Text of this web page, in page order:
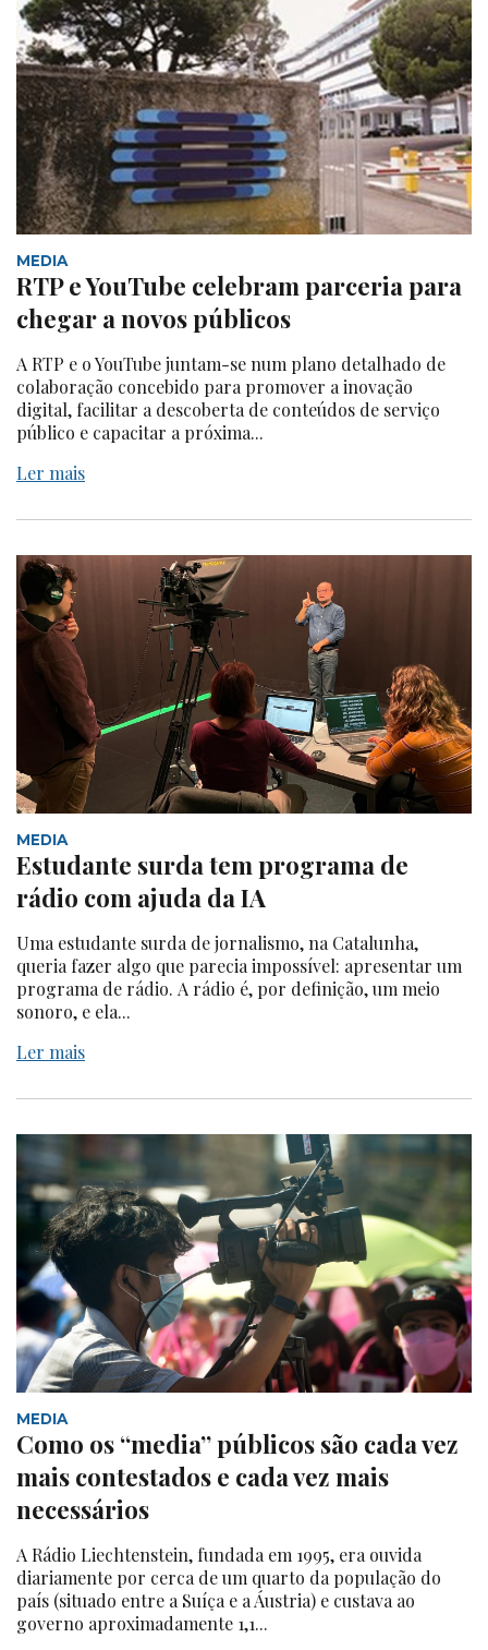
MEDIA
RTP e YouTube celebram parceria para
chegar a novos públicos
A RTP e o YouTube juntam-se num plano detalhado de
colaboração concebido para promover a inovação
digital, facilitar a descoberta de conteúdos de serviço
público e capacitar a próxima...
Ler mais
MEDIA
Estudante surda tem programa de
rádio com ajuda da IA
Uma estudante surda de jornalismo, na Catalunha,
queria fazer algo que parecia impossível: apresentar um
programa de rádio. A rádio é, por definição, um meio
sonoro, e ela...
Ler mais
MEDIA
Como os “media” públicos são cada vez
mais contestados e cada vez mais
necessários
A Rádio Liechtenstein, fundada em 1995, era ouvida
diariamente por cerca de um quarto da população do
país (situado entre a Suíça e a Áustria) e custava ao
governo aproximadamente 1,1...